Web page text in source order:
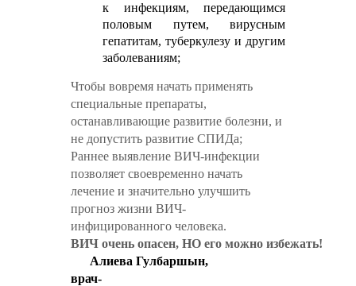
к инфекциям, передающимся
половым путем, вирусным
гепатитам, туберкулезу и другим
заболеваниям;
Чтобы вовремя начать применять
специальные препараты,
останавливающие развитие болезни, и
не допустить развитие СПИДа;
Раннее выявление ВИЧ-инфекции
позволяет своевременно начать
лечение и значительно улучшить
прогноз жизни ВИЧ-
инфицированного человека.
ВИЧ очень опасен, НО его можно избежать!
Алиева Гулбаршын,
врач-